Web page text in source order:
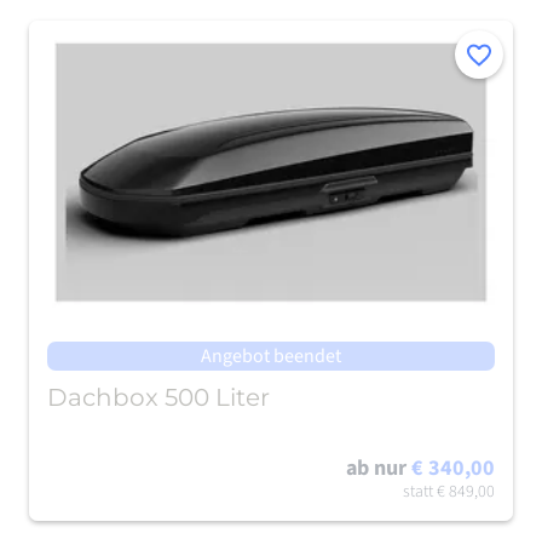
Merken
Angebot beendet
Dachbox 500 Liter
ab nur€ 340,00
statt€ 849,00